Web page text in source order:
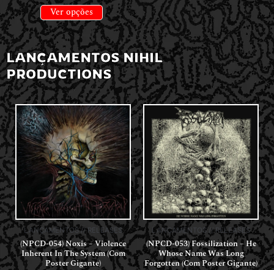
Ver opções
LANÇAMENTOS NIHIL
PRODUCTIONS
LANÇAMENTOS // RELEASES
(NPCD-054) Noxis – Violence
Inherent In The System (Com
Poster Gigante)
LANÇAMENTOS // RELEASES
(NPCD-053) Fossilization – He
Whose Name Was Long
Forgotten (Com Poster Gigante)